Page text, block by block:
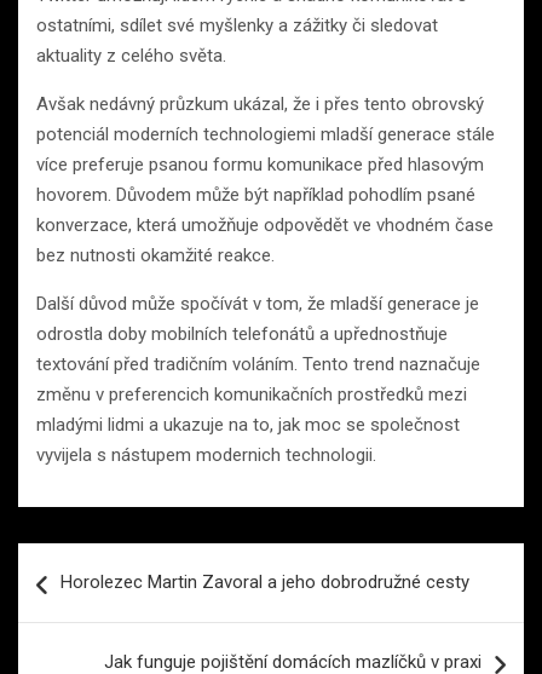
ostatními, sdílet své myšlenky a zážitky či sledovat
aktuality z celého světa.
Avšak nedávný průzkum ukázal, že i přes tento obrovský
potenciál moderních technologiemi mladší generace stále
více preferuje psanou formu komunikace před hlasovým
hovorem. Důvodem může být například pohodlím psané
konverzace, která umožňuje odpovědět ve vhodném čase
bez nutnosti okamžité reakce.
Další důvod může spočívát v tom, že mladší generace je
odrostla doby mobilních telefonátů a upřednostňuje
textování před tradičním voláním. Tento trend naznačuje
změnu v preferencich komunikačních prostředků mezi
mladými lidmi a ukazuje na to, jak moc se společnost
vyvijela s nástupem modernich technologii.
proHorolezec Martin Zavoral a jeho dobrodružné cesty
Jak funguje pojištění domácích mazlíčků v praxi